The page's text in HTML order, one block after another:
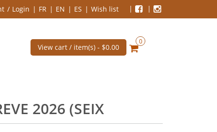
Login FR EN ES Wish list
View cart / item(s) - $0.00
0
2026 (SEIX